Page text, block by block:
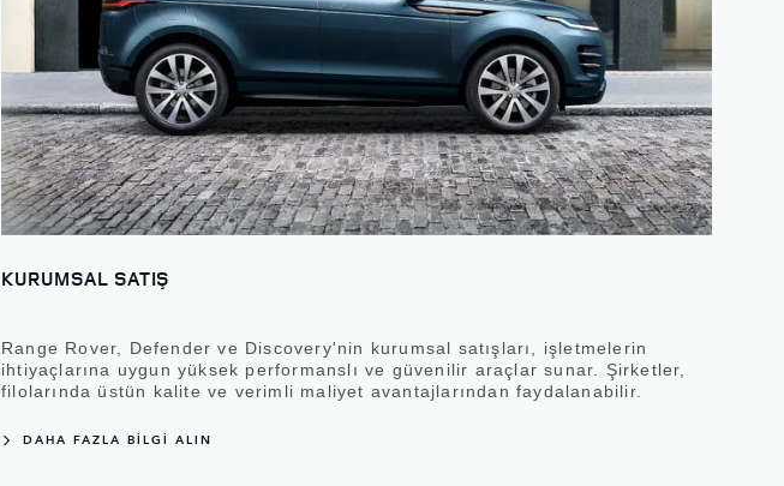
KURUMSAL SATIŞ
Range Rover, Defender ve Discovery'nin kurumsal satışları, işletmelerin
ihtiyaçlarına uygun yüksek performanslı ve güvenilir araçlar sunar. Şirketler,
filolarında üstün kalite ve verimli maliyet avantajlarından faydalanabilir.
DAHA FAZLA BİLGİ ALIN